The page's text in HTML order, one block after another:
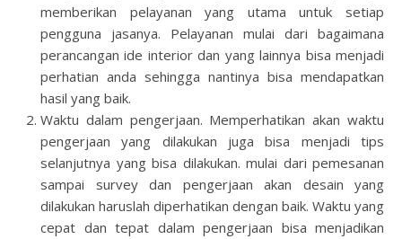
memberikan pelayanan yang utama untuk setiap
pengguna jasanya. Pelayanan mulai dari bagaimana
perancangan ide interior dan yang lainnya bisa menjadi
perhatian anda sehingga nantinya bisa mendapatkan
hasil yang baik.
Waktu dalam pengerjaan. Memperhatikan akan waktu
pengerjaan yang dilakukan juga bisa menjadi tips
selanjutnya yang bisa dilakukan. mulai dari pemesanan
sampai survey dan pengerjaan akan desain yang
dilakukan haruslah diperhatikan dengan baik. Waktu yang
cepat dan tepat dalam pengerjaan bisa menjadikan